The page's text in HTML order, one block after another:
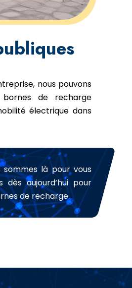
nous pouvons
de recharge
électrique dans
sommes là pour vous
aujourd’hui pour
de recharge.